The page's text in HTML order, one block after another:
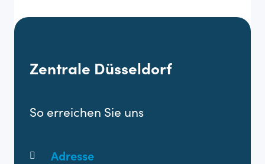
Zentrale Düsseldorf
So erreichen Sie uns
Adresse